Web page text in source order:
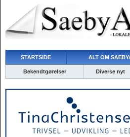
STARTSIDE ALT OM
Bekendtgørelser Diverse nyt